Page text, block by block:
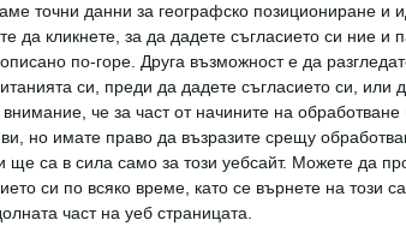
точни данни за географско позициониране и
да кликнете, за да дадете съгласието си ние и
описано по-горе. Друга възможност е да
си, преди да дадете съгласието си, или
че за част от начините на
ви, но имате право да възразите срещу
ще са в сила само за този уебсайт. Можете да
си по всяко време, като се върнете на този
част на уеб страницата.
родителите й в рамките на два
на Фондация Гордън Паркс.